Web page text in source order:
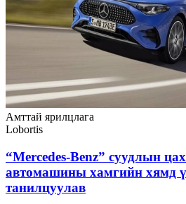
Амттай ярилцлага
Lobortis
“Mercedes-Benz” суудлын
автомашины хамгийн хямд
танилцуулав